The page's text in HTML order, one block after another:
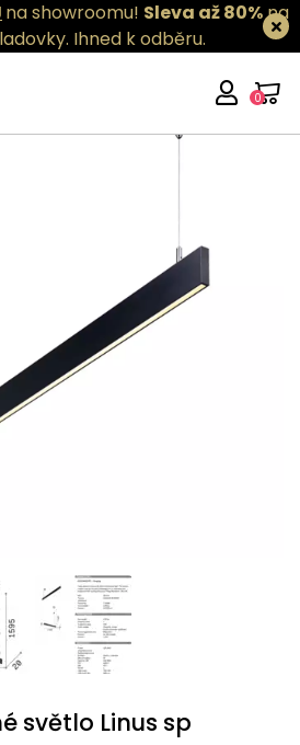
na showroomu! Sleva až 80%na
Ihned k odběru.
0
světlo Linus sp